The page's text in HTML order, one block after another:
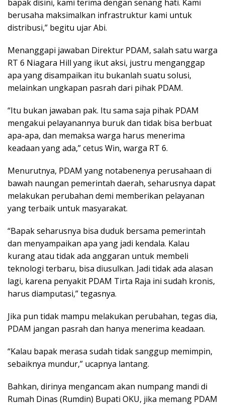
bapak disini, kami terima dengan senang hati. Kami
berusaha maksimalkan infrastruktur kami untuk
distribusi,” begitu ujar Abi.
Menanggapi jawaban Direktur PDAM, salah satu warga
RT 6 Niagara Hill yang ikut aksi, justru menganggap
apa yang disampaikan itu bukanlah suatu solusi,
melainkan ungkapan pasrah dari pihak PDAM.
“Itu bukan jawaban pak. Itu sama saja pihak PDAM
mengakui pelayanannya buruk dan tidak bisa berbuat
apa-apa, dan memaksa warga harus menerima
keadaan yang ada,” cetus Win, warga RT 6.
Menurutnya, PDAM yang notabenenya perusahaan di
bawah naungan pemerintah daerah, seharusnya dapat
melakukan perubahan demi memberikan pelayanan
yang terbaik untuk masyarakat.
“Bapak seharusnya bisa duduk bersama pemerintah
dan menyampaikan apa yang jadi kendala. Kalau
kurang atau tidak ada anggaran untuk membeli
teknologi terbaru, bisa diusulkan. Jadi tidak ada alasan
lagi, karena penyakit PDAM Tirta Raja ini sudah kronis,
harus diamputasi,” tegasnya.
Jika pun tidak mampu melakukan perubahan, tegas dia,
PDAM jangan pasrah dan hanya menerima keadaan.
“Kalau bapak merasa sudah tidak sanggup memimpin,
sebaiknya mundur,” ucapnya lantang.
Bahkan, dirinya mengancam akan numpang mandi di
Rumah Dinas (Rumdin) Bupati OKU, jika memang PDAM